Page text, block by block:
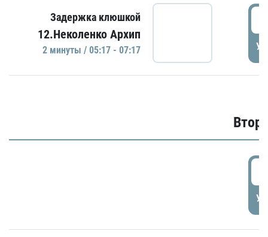
Задержка клюшкой
12.Неколенко Архип
2 минуты / 05:17 - 07:17